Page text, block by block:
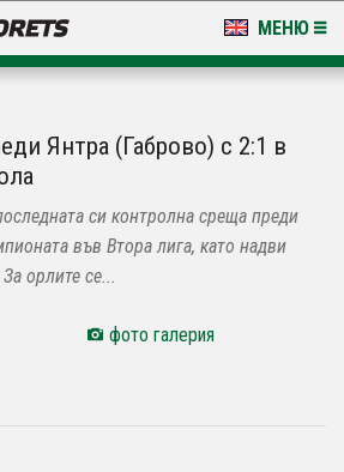
МЕНЮ
Янтра (Габрово) с 2:1 в
си контролна среща преди
във Втора лига, като надви
орлите се...
фото галерия